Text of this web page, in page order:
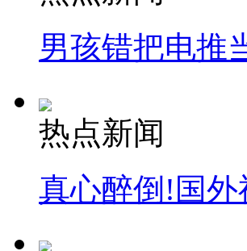
男孩错把电推
热点新闻
真心醉倒!国